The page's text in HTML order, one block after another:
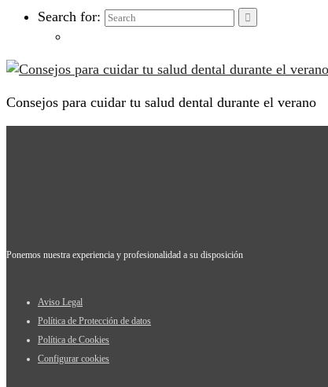
Search for:
Consejos para cuidar tu salud dental durante el verano
Ponemos nuestra experiencia y profesionalidad a su disposición
Aviso Legal
Política de Protección de datos
Política de Cookies
Configurar cookies